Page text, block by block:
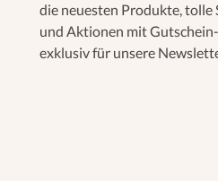
die neuesten Produkte, tolle
und Aktionen mit
exklusiv für unsere